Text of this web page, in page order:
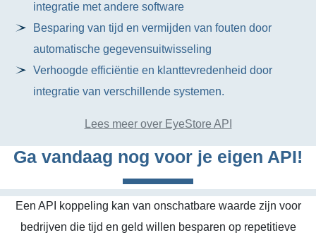
integratie met andere software
Besparing van tijd en vermijden van fouten door
automatische gegevensuitwisseling
Verhoogde efficiëntie en klanttevredenheid door
integratie van verschillende systemen.
Lees meer over EyeStore API
Ga vandaag nog voor je eigen API!
Een API koppeling kan van onschatbare waarde zijn voor
bedrijven die tijd en geld willen besparen op repetitieve